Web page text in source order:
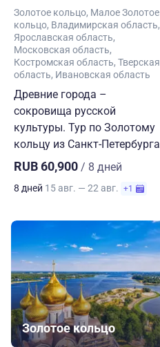
Золотое кольцо Малое Золотое
кольцо Владимирская область
Ярославская область
Московская область
Костромская область Тверская
область Ивановская область
Древние города –
сокровища русской
культуры. Тур по Золотому
кольцу из Санкт-Петербурга
RUB 60,900 / 8 дней
8 дней 15 авг. — 22 авг. +1
Золотое кольцо